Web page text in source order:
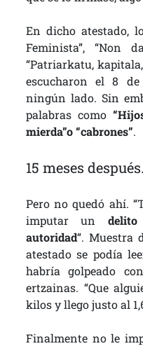
En dicho atestado,
Feminista”, “Non
“Patriarkatu,
escucharon el 8
ningún lado. Sin
palabras como
mierda”o “cabrones”.
15 meses
Pero no quedó ahí.
imputar un
autoridad“. Muestra
atestado se podía
habría golpeado
ertzainas. “Que
kilos y llego justo al
Finalmente no le